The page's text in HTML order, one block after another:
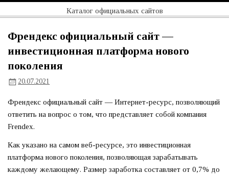
Перейти
содержимому
Официальный
Каталог официальных сайтов
Френдекс официальный сайт —
инвестиционная платформа нового
поколения
20.07.2021
Френдекс официальный сайт — Интернет-ресурс, позволяющий
ответить на вопрос о том, что представляет собой компания
Frendex.
Как указано на самом веб-ресурсе, это инвестиционная
платформа нового поколения, позволяющая зарабатывать
каждому желающему. Размер заработка составляет от 0,7% до